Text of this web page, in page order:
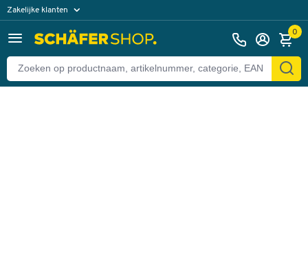
Zakelijke klanten
Particuliere klanten 0
Terug